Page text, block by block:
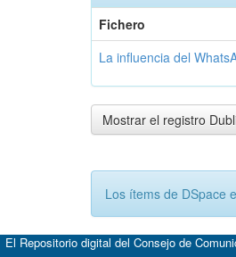
Fichero
La influencia del
Mostrar el registro
Los ítems de DSpace
El Repositorio digital del Consejo de